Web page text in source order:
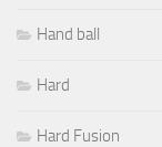
Hand ball
Hard
Hard Fusion